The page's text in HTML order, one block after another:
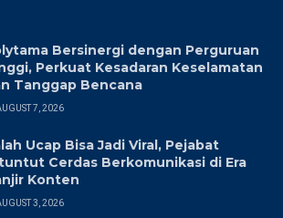
Bersinergi dengan Perguruan
Perkuat Kesadaran Keselamatan
Tanggap Bencana
7, 2026
Ucap Bisa Jadi Viral, Pejabat
Cerdas Berkomunikasi di Era
Konten
3, 2026